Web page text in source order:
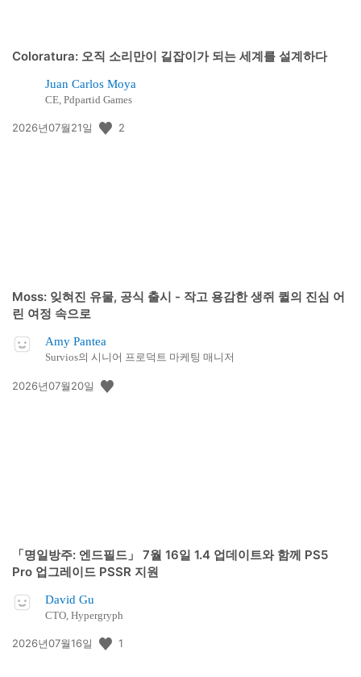
Coloratura: 오직 소리만이 길잡이가 되는 세계를 설계하다
Juan Carlos Moya
CE, Pdpartid Games
공
2026년07월21일 2
Moss: 잊혀진 유물, 공식 출시 - 작고 용감한 생쥐 퀼의 진심 어
린 여정 속으로
Amy Pantea
Survios의 시니어 프로덕트 마케팅 매니저
공
2026년07월20일
「명일방주: 엔드필드」 7월 16일 1.4 업데이트와 함께 PS5
Pro 업그레이드 PSSR 지원
David Gu
CTO, Hypergryph
공
2026년07월16일 1